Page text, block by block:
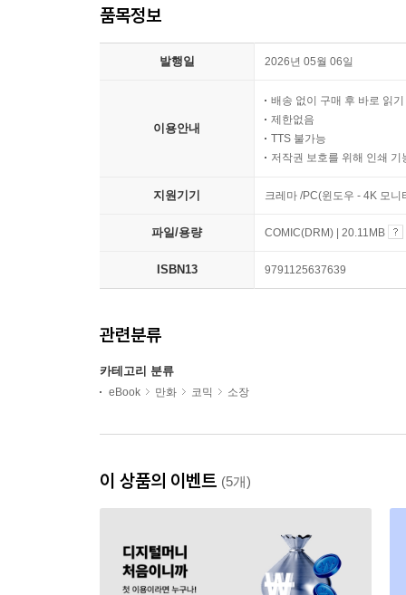
품목정보
발행일 2026년 05월 06일
이용안내
배송 없이 구매 후 바로 읽기
제한없음
TTS 불가능
저작권 보호를 위해 인쇄 기
지원기기 크레마 /PC(윈도우 - 4K 모
파일/용량 COMIC(DRM) | 20.11MB
ISBN13 9791125637639
관련분류
카테고리 분류
eBook 만화 코믹 소장
이 상품의 이벤트 (5개)